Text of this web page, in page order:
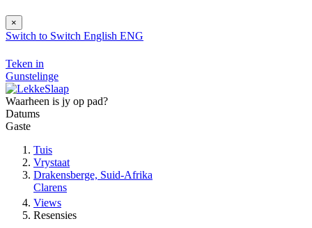
×
Switch to Switch English ENG
Teken in
Gunstelinge
Waarheen is jy op pad?
Datums
Gaste
Tuis
Vrystaat
Drakensberge, Suid-Afrika
Clarens
Views
Resensies